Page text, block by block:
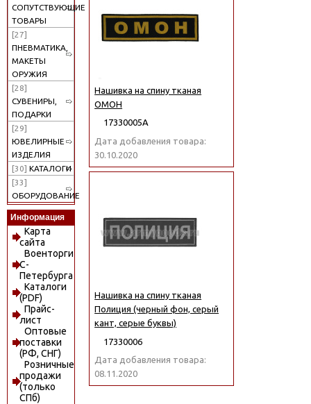
СОПУТСТВУЮЩИЕ
ТОВАРЫ
[27]
ПНЕВМАТИКА,
МАКЕТЫ
ОРУЖИЯ
[28]
СУВЕНИРЫ,
ПОДАРКИ
[29]
ЮВЕЛИРНЫЕ
ИЗДЕЛИЯ
[30] КАТАЛОГИ
[33]
ОБОРУДОВАНИЕ
Информация
Карта
сайта
Военторги
С-
Петербурга
Каталоги
(PDF)
Прайс-
лист
Оптовые
поставки
(РФ, СНГ)
Розничные
продажи
(только
СПб)
Нашивка на спину тканая
ОМОН
17330005А
Дата добавления товара:
30.10.2020
Нашивка на спину тканая
Полиция (черный фон, серый
кант, серые буквы)
17330006
Дата добавления товара:
08.11.2020